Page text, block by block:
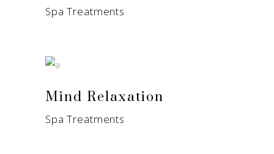
Spa Treatments
Mind Relaxation
Spa Treatments